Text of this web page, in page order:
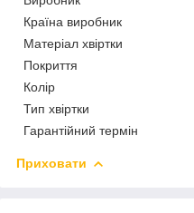
Країна виробник
Матеріал хвіртки
Покриття
Колір
Тип хвіртки
Гарантійний термін
Приховати